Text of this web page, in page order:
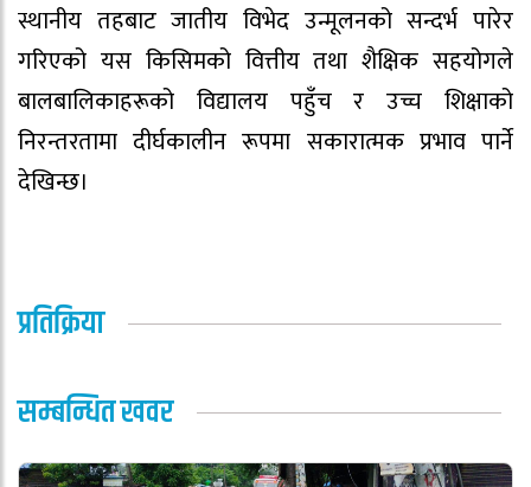
स्थानीय तहबाट जातीय विभेद उन्मूलनको सन्दर्भ पारेर
गरिएको यस किसिमको वित्तीय तथा शैक्षिक सहयोगले
बालबालिकाहरूको विद्यालय पहुँच र उच्च शिक्षाको
निरन्तरतामा दीर्घकालीन रूपमा सकारात्मक प्रभाव पार्ने
देखिन्छ।
प्रतिक्रिया
सम्बन्धित खवर